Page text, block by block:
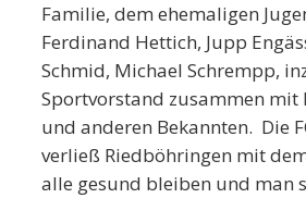
Familie, dem ehemaligen
Ferdinand Hettich, Jupp
Schmid, Michael Schrempp,
Sportvorstand zusammen mit
und anderen Bekannten. Die
verließ Riedböhringen mit
alle gesund bleiben und man